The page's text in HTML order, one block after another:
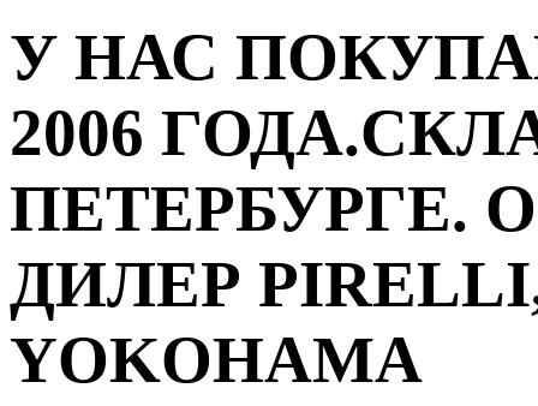
У НАС
2006
ПЕТЕРБУРГЕ.
ДИЛЕР
YOKOHAMA